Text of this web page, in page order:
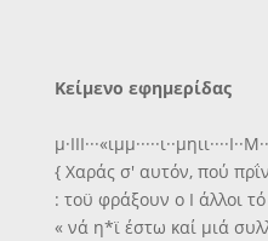
Κείμενο εφημερίδας
{ Χαράς σ' αυτόν, πού
: τοϋ φράξουν ο Ι άλλοι
« νά η*ϊ έστω καί μιά